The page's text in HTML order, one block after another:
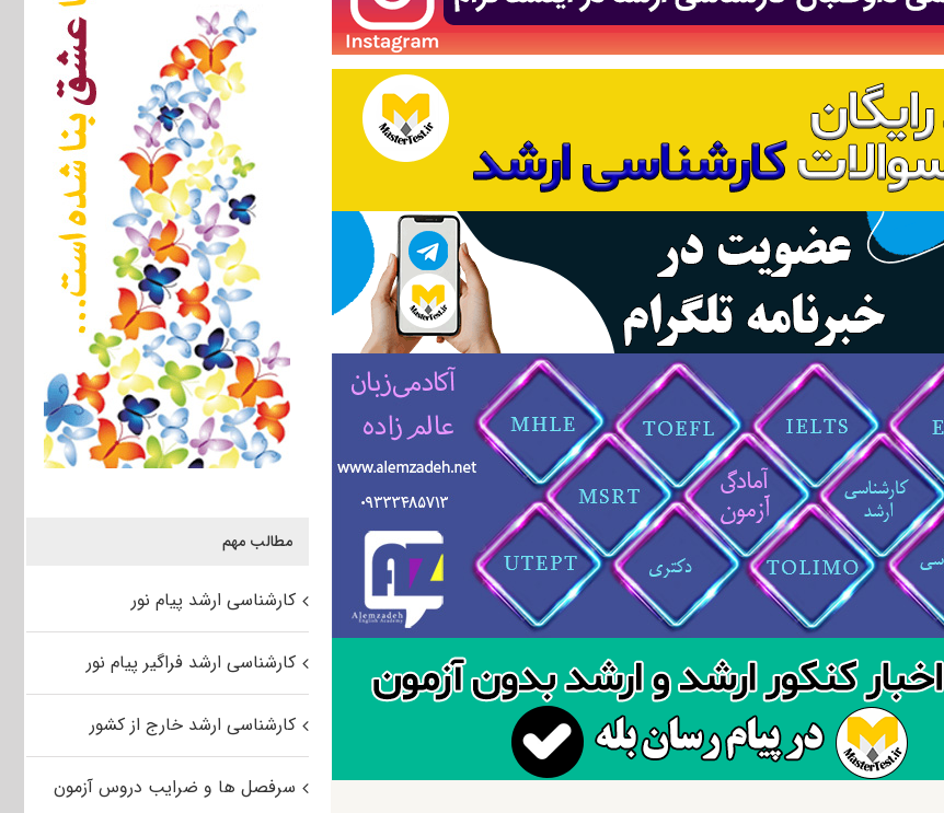
مطالب مهم
کارشناسی ارشد پیام نور
کارشناسی ارشد فراگیر پیام نور
کارشناسی ارشد خارج از کشور
سرفصل ها و ضرایب دروس آزمون